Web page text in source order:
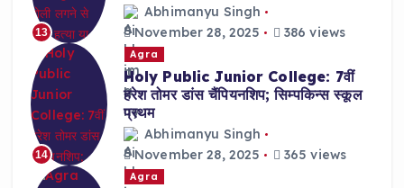
13
Abhimanyu Singh
November 28, 2025
386 views
14
Agra
Holy Public Junior College: 7वीं
हरेश तोमर डांस चैंपियनशिप; सिम्पकिन्स स्कूल
प्रथम
Abhimanyu Singh
November 28, 2025
365 views
Agra